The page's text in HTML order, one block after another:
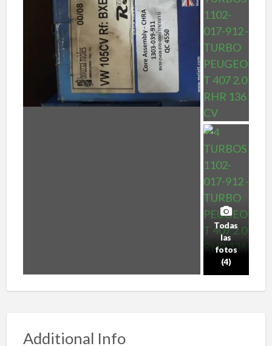
Todas
las
fotos
(4)
Additional Info